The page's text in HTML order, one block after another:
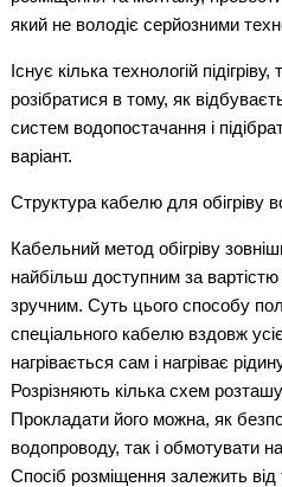
який не володіє серйозними
Існує кілька технологій
розібратися в тому, як
систем водопостачання і
варіант.
Структура кабелю для обігріву
Кабельний метод обігріву
найбільш доступним за
зручним. Суть цього способу
спеціального кабелю вздовж
нагрівається сам і нагріває
Розрізняють кілька схем
Прокладати його можна, як
водопроводу, так і обмотувати
Спосіб розміщення залежить від